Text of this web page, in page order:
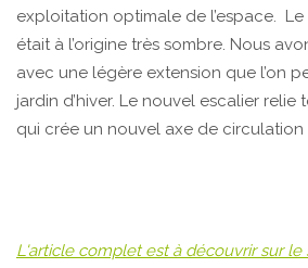
exploitation optimale de l’espace.
était à l’origine très sombre. Nous
avec une légère extension que l’on
jardin d’hiver. Le nouvel escalier relie
qui crée un nouvel axe de circulation
L'article complet est à découvrir sur le